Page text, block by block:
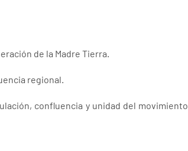
de la Madre Tierra.
regional.
confluencia y unidad del movimiento